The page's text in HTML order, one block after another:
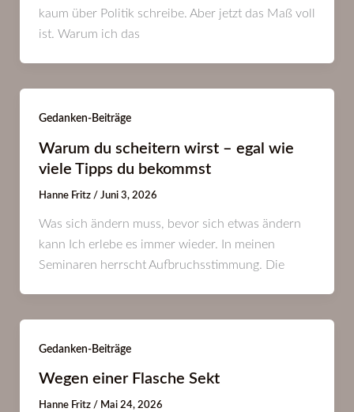
kaum über Politik schreibe. Aber jetzt das Maß voll
ist. Warum ich das
Gedanken-Beiträge
Warum du scheitern wirst – egal wie
viele Tipps du bekommst
Hanne Fritz / Juni 3, 2026
Was sich ändern muss, bevor sich etwas ändern
kann Ich erlebe es immer wieder. In meinen
Seminaren herrscht Aufbruchsstimmung. Die
Gedanken-Beiträge
Wegen einer Flasche Sekt
Hanne Fritz / Mai 24, 2026